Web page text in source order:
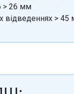
> 26 мм
відведеннях > 45